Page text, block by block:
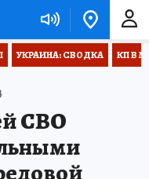
УКРАИНА: СВОДКА КП В
СВО